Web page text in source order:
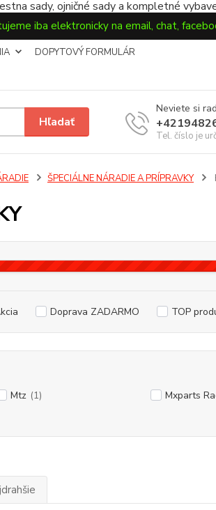
sady, ojničné sady a kompletné
iba elektronicky na email, chat,
DOPYTOVÝ FORMULÁR
Hľadať
Neviete si
Tel. číslo je
ŠPECIÁLNE NÁRADIE A PRÍPRAVKY
Doprava ZADARMO TOP
Mtz (1) Mxparts